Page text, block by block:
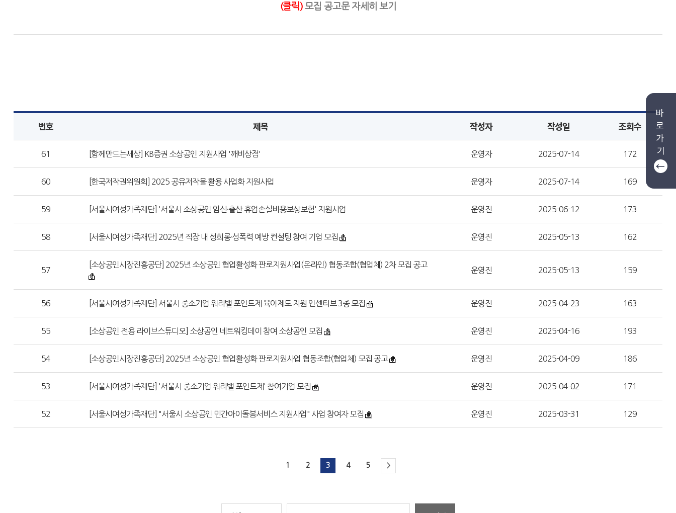
(클릭)모집 공고문 자세히 보기
번호 제목 작성자 작성일 조회수
61 [함께만드는세상] KB증권 소상공인 지원사업 '깨비상점' 운영자 2025-07-14 172
60 [한국저작권위원회] 2025 공유저작물 활용 사업화 지원사업 운영자 2025-07-14 169
59 [서울시여성가족재단] '서울시 소상공인 임신·출산 휴업손실비용보상보험' 지원사업 운영진 2025-06-12 173
58 [서울시여성가족재단] 2025년 직장 내 성희롱·성폭력 예방 컨설팅 참여 기업 모집 운영진 2025-05-13 162
57
[소상공인시장진흥공단] 2025년 소상공인 협업활성화 판로지원사업(온라인) 협동조합(협업체) 2차 모집 공고
운영진 2025-05-13 159
56 [서울시여성가족재단] 서울시 중소기업 워라밸 포인트제 육아제도 지원 인센티브 3종 모집 운영진 2025-04-23 163
55 [소상공인 전용 라이브스튜디오] 소상공인 네트워킹데이 참여 소상공인 모집 운영진 2025-04-16 193
54 [소상공인시장진흥공단] 2025년 소상공인 협업활성화 판로지원사업 협동조합(협업체) 모집 공고 운영진 2025-04-09 186
53 [서울시여성가족재단] '서울시 중소기업 워라밸 포인트제' 참여기업 모집 운영진 2025-04-02 171
52 [서울시여성가족재단] "서울시 소상공인 민간아이돌봄서비스 지원사업" 사업 참여자 모집 운영진 2025-03-31 129
1 2 3 4 5 >
바
로
가
기